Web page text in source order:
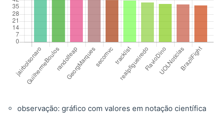
observação: gráfico com valores em notação científica